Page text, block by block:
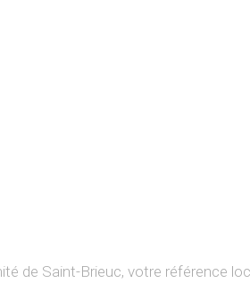
de Saint-Brieuc, votre référence